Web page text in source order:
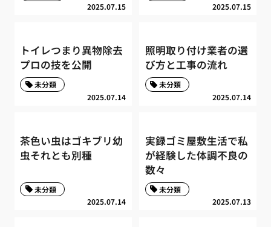
2025.07.15 2025.07.15
トイレつまり異物除去
プロの技を公開
2025.07.14
未分類
照明取り付け業者の選
び方と工事の流れ
2025.07.14
未分類
茶色い虫はゴキブリ幼
虫それとも別種
2025.07.14
未分類
実録ゴミ屋敷生活で私
が経験した体調不良の
数々
2025.07.13
未分類